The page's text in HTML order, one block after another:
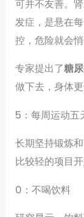
可并不友善。
发症，是悬在
控，危险就会悄
专家提出了糖
做下去，身体更
5：每周运动五
长期坚持锻炼
比较轻的项目
0：不喝饮料